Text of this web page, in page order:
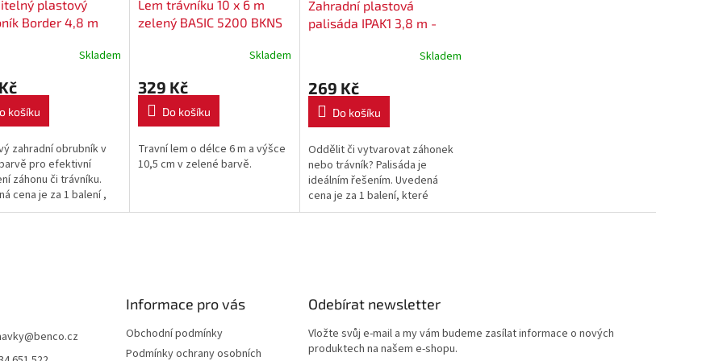
plastový
Border 4,8 m
Skladem
košíku
zahradní obrubník v
pro efektivní
záhonu či trávníku.
cena je za 1 balení ,
4,8 m.
Lem trávníku 10 x 6 m
zelený BASIC 5200 BKNS
Skladem
329 Kč
Do košíku
Travní lem o délce 6 m a výšce
10,5 cm v zelené barvě.
Zahradní plastová
palisáda IPAK1 3,8 m -
Skladem
269 Kč
Do košíku
Oddělit či vytvarovat záhonek
nebo trávník? Palisáda je
ideálním řešením. Uvedená
cena je za 1 balení, které
obsahuje 3,8 m.
@benco.cz
Informace pro vás
Obchodní podmínky
Podmínky ochrany osobních
Odebírat newsletter
Vložte svůj e-mail a my vám budeme zasílat informace o nových
produktech na našem e-shopu.